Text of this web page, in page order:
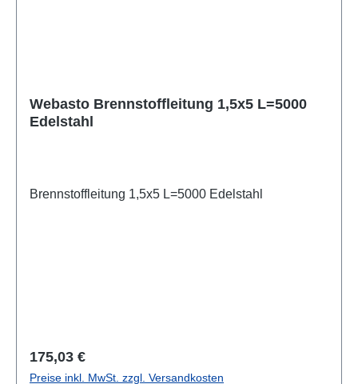
Webasto Brennstoffleitung 1,5x5 L=5000
Edelstahl
Brennstoffleitung 1,5x5 L=5000 Edelstahl
Regulärer Preis:
175,03 €
Preise inkl. MwSt. zzgl. Versandkosten